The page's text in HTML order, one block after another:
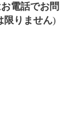
電話でお問
限りません)